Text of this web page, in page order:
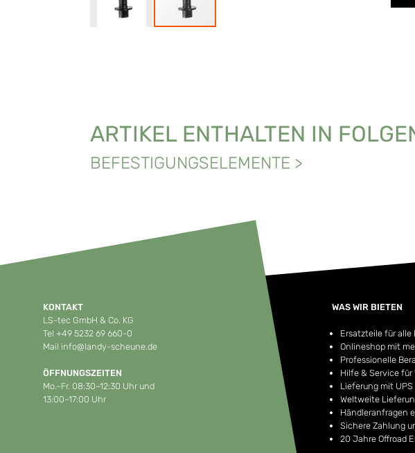
ARTIKEL ENTHALTEN IN
BEFESTIGUNGSELEMENTE >
KONTAKT
LS-tec GmbH & Co. KG
Tel +49 5232 69 660-0
Mail info@landy-scheune.de
ÖFFNUNGSZEITEN
Mo.–Fr. 08:30–12:30 Uhr und
13:00–17:00 Uhr
WAS WIR BIETEN
Ersatzteile für alle
Onlineshop mit
Professionelle
Hilfe & Service für
Lieferung mit
Weltweite
Händleranfragen
Sichere Zahlung
20 Jahre Offroad